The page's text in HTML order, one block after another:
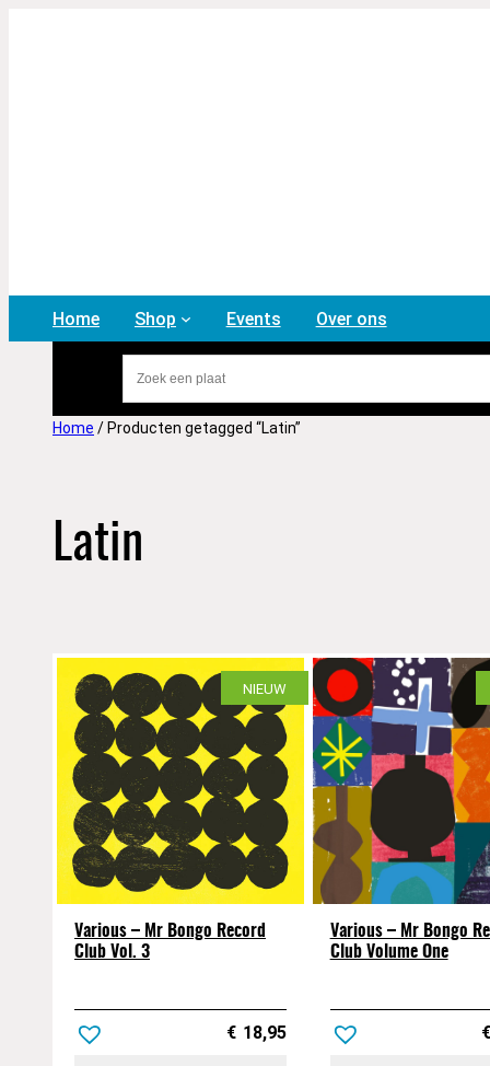
Home Shop Events Over ons
Home / Producten getagged “Latin”
Latin
NIEUW
Various – Mr Bongo Record
Club Vol. 3
€ 18,95
Various – Mr Bongo
Club Volume One